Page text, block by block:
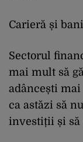
Carieră și bani
Sectorul
mai mult să
adâncești
ca astăzi să
investiții și